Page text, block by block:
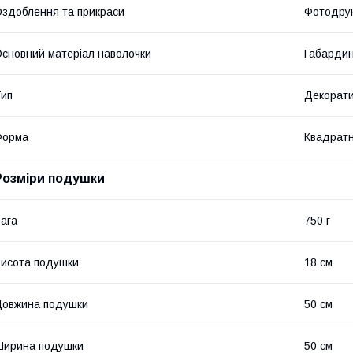
та прикраси
матеріал наволочки Габардин
подушки
750 г
подушки 18 см
подушки 50 см
подушки 50 см